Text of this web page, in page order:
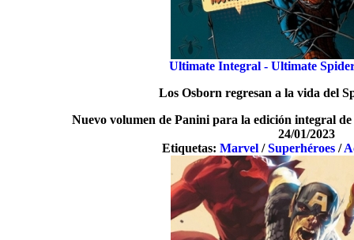
Ultimate Integral - Ultimate
Los Osborn regresan a la vida del
Nuevo volumen de Panini para la edición integral
24/01/2023
Etiquetas: Marvel /Superhéroes /